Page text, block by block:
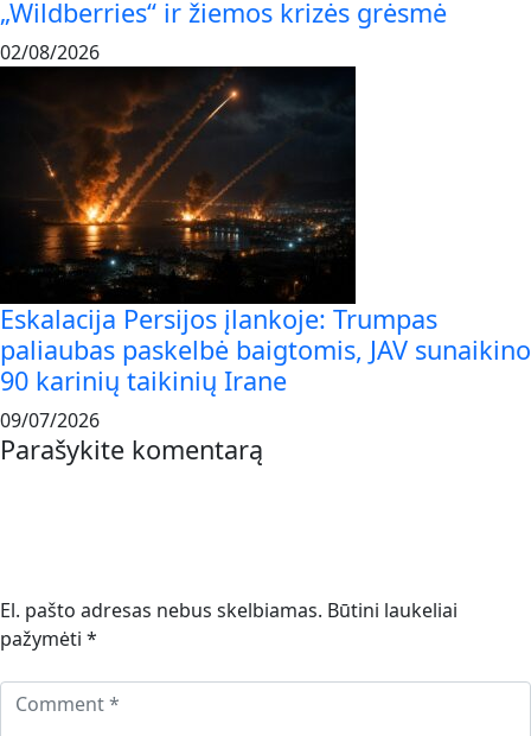
„Wildberries“ ir žiemos krizės grėsmė
02/08/2026
Eskalacija Persijos įlankoje: Trumpas
paliaubas paskelbė baigtomis, JAV sunaikino
90 karinių taikinių Irane
09/07/2026
Parašykite komentarą
El. pašto adresas nebus skelbiamas. Būtini laukeliai
pažymėti *